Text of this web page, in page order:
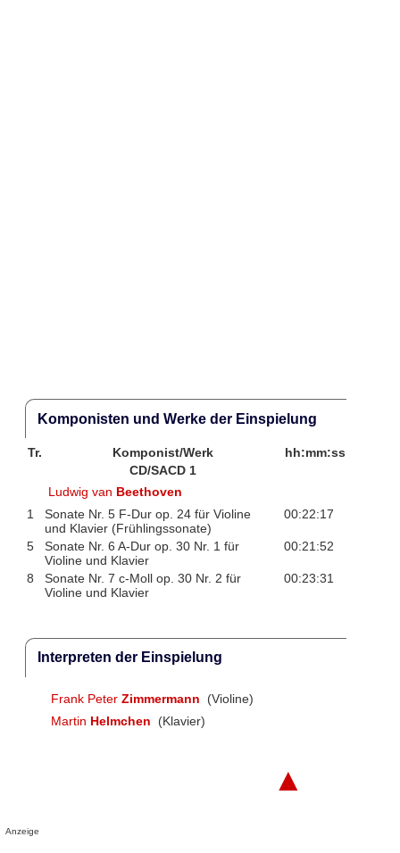
Komponisten und Werke der Einspielung
Tr. Komponist/Werk
hh:mm:ss
CD/SACD 1
Ludwig van Beethoven
1
Sonate Nr. 5 F-Dur op. 24 für Violine
und Klavier (Frühlingssonate)
00:22:17
5
Sonate Nr. 6 A-Dur op. 30 Nr. 1 für
Violine und Klavier
00:21:52
8
Sonate Nr. 7 c-Moll op. 30 Nr. 2 für
Violine und Klavier
00:23:31
Interpreten der Einspielung
Frank Peter Zimmermann
(Violine)
Martin Helmchen (Klavier)
▲
Anzeige